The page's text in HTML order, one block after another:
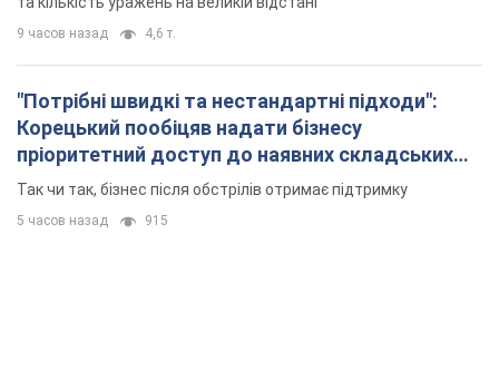
9 часов назад 4,6 т.
"Потрібні швидкі та нестандартні підходи":
Корецький пообіцяв надати бізнесу
пріоритетний доступ до наявних складських
приміщень
Так чи так, бізнес після обстрілів отримає підтримку
5 часов назад 915